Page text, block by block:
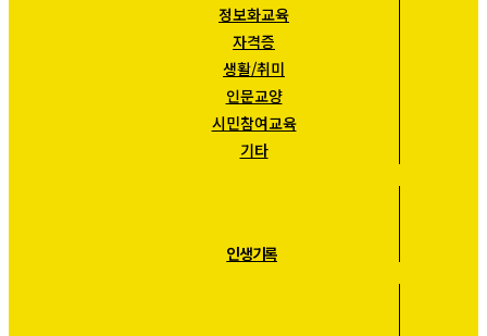
정보화교육
자격증
생활/취미
인문교양
시민참여교육
기타
인생기록